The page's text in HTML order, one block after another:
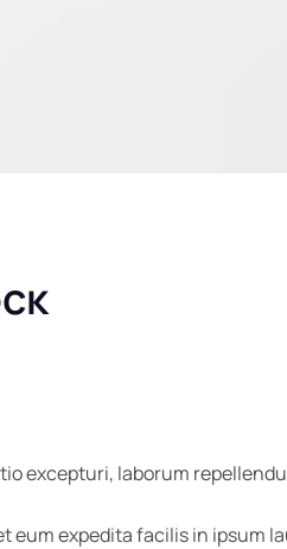
excepturi, laborum
eum expedita facilis in ipsum